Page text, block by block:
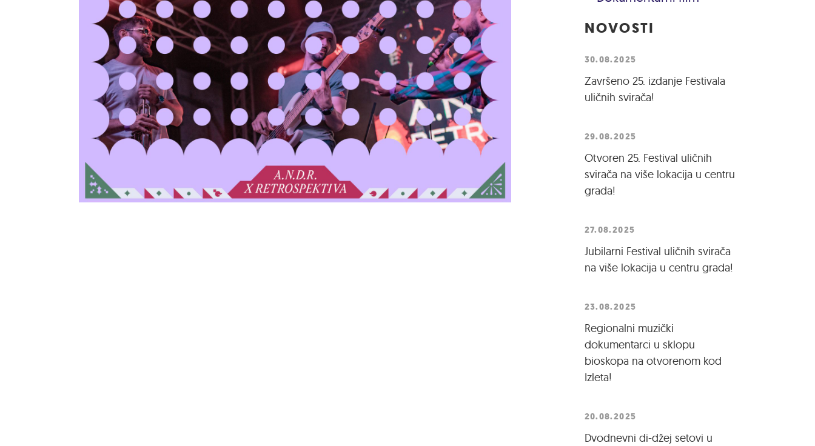
NOVOSTI
30.08.2025
Završeno 25. izdanje Festivala
uličnih svirača!
29.08.2025
Otvoren 25. Festival uličnih
svirača na više lokacija u centru
grada!
27.08.2025
Jubilarni Festival uličnih svirača
na više lokacija u centru grada!
23.08.2025
Regionalni muzički
dokumentarci u sklopu
bioskopa na otvorenom kod
Izleta!
20.08.2025
Dvodnevni di-džej setovi u